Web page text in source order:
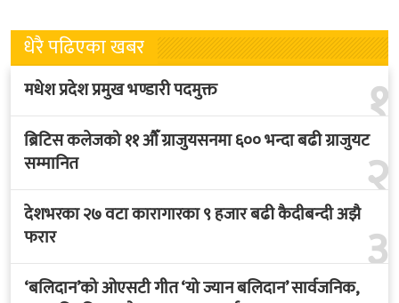
धेरै पढिएका खबर
१
मधेश प्रदेश प्रमुख भण्डारी पदमुक्त
२
ब्रिटिस कलेजको ११ औँ ग्राजुयसनमा ६०० भन्दा बढी ग्राजुयट
सम्मानित
३
देशभरका २७ वटा कारागारका ९ हजार बढी कैदीबन्दी अझै
फरार
‘बलिदान’को ओएसटी गीत ‘यो ज्यान बलिदान’ सार्वजनिक,